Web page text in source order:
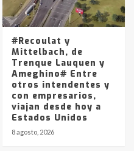
YPF hasta Axion
pesos
#Recoulat y
Mittelbach, de
Trenque Lauquen y
Ameghino# Entre
otros intendentes y
con empresarios,
viajan desde hoy a
Estados Unidos
8 agosto, 2026